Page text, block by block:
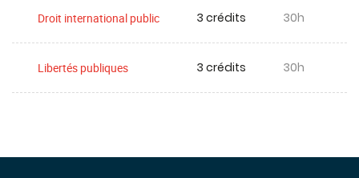
Droit international public 3 crédits 30h
Libertés publiques 3 crédits 30h